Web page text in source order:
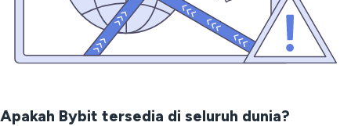
Apakah Bybit tersedia di seluruh dunia?